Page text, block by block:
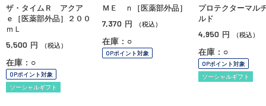
ザ・タイムＲ アクア
ｅ［医薬部外品］２００
ｍＬ
5,500 円 （税込）
在庫：○
OPポイント対象
ソーシャルギフト
ＭＥ ｎ［医薬部外品］
7,370 円 （税込）
在庫：○
OPポイント対象
プロテクターマル
ルド
4,950 円 （税込）
在庫：○
OPポイント対象
ソーシャルギフト